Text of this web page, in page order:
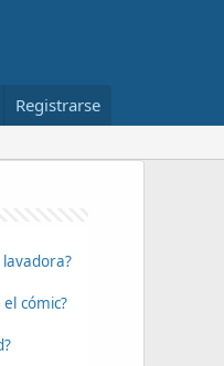
Registrarse
cómic?